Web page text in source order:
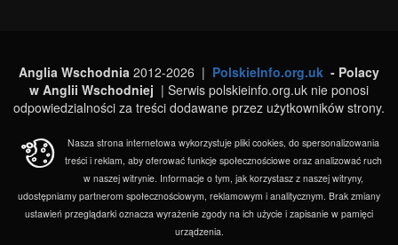
Anglia Wschodnia 2012-2026 | PolskieInfo.org.uk - Polacy
w Anglii Wschodniej | Serwis polskieinfo.org.uk nie ponosi
odpowiedzialności za treści dodawane przez użytkowników strony.
Nasza strona internetowa wykorzystuje pliki cookies, do spersonalizowania
treści i reklam, aby oferować funkcje społecznościowe oraz analizować ruch
w naszej witrynie. Informacje o tym, jak korzystasz z naszej witryny,
udostępniamy partnerom społecznościowym, reklamowym i analitycznym. Brak zmiany
ustawień przeglądarki oznacza wyrażenie zgody na ich użycie i zapisanie w pamięci
urządzenia.